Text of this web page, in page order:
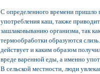
С определенного времени пришло
употребления каш, также
зашлаковыванию организма, так
термообработки образуются
действует и каким образом
вреде варенной еды, а именно
В сельской местности, люди